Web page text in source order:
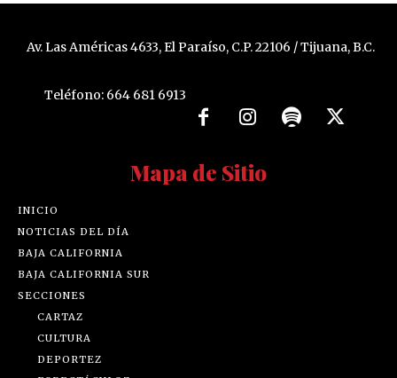
Av. Las Américas 4633, El Paraíso, C.P. 22106 / Tijuana, B.C.
Teléfono: 664 681 6913
Mapa de Sitio
INICIO
NOTICIAS DEL DÍA
BAJA CALIFORNIA
BAJA CALIFORNIA SUR
SECCIONES
CARTAZ
CULTURA
DEPORTEZ